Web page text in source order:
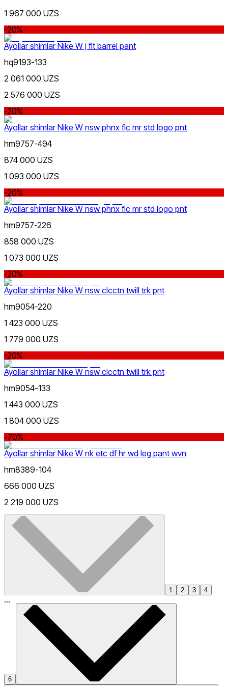
1 967 000 UZS
-20%
Ayollar shimlar Nike W j flt barrel pant
hq9193-133
2 061 000 UZS
2 576 000 UZS
-20%
Ayollar shimlar Nike W nsw phnx flc mr std logo pnt
hm9757-494
874 000 UZS
1 093 000 UZS
-20%
Ayollar shimlar Nike W nsw phnx flc mr std logo pnt
hm9757-226
858 000 UZS
1 073 000 UZS
-20%
Ayollar shimlar Nike W nsw clcctn twill trk pnt
hm9054-220
1 423 000 UZS
1 779 000 UZS
-20%
Ayollar shimlar Nike W nsw clcctn twill trk pnt
hm9054-133
1 443 000 UZS
1 804 000 UZS
-70%
Ayollar shimlar Nike W nk etc df hr wd leg pant wvn
hm8389-104
666 000 UZS
2 219 000 UZS
1 2 3 4
...
6